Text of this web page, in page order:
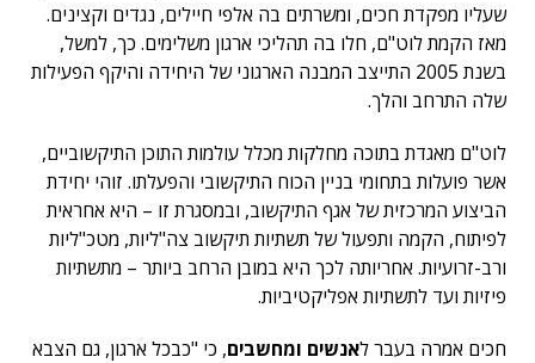
שעליו מפקדת חכים, ומשרתים בה אלפי חיילים, נגדים וקצינים.
מאז הקמת לוט"ם, חלו בה תהליכי ארגון משלימים. כך, למשל,
בשנת 2005 התייצב המבנה הארגוני של היחידה והיקף הפעילות
שלה התרחב והלך.
לוט"ם מאגדת בתוכה מחלקות מכלל עולמות התוכן התיקשוביים,
אשר פועלות בתחומי בניין הכוח התיקשובי והפעלתו. זוהי יחידת
הביצוע המרכזית של אגף התיקשוב, ובמסגרת זו – היא אחראית
לפיתוח, הקמה ותפעול של תשתיות תיקשוב צה"ליות, מטכ"ליות
ורב-זרועיות. אחריותה לכך היא במובן הרחב ביותר – מתשתיות
פיזיות ועד לתשתיות אפליקטיביות.
חכים אמרה בעבר לאנשים ומחשבים, כי "כבכל ארגון, גם הצבא